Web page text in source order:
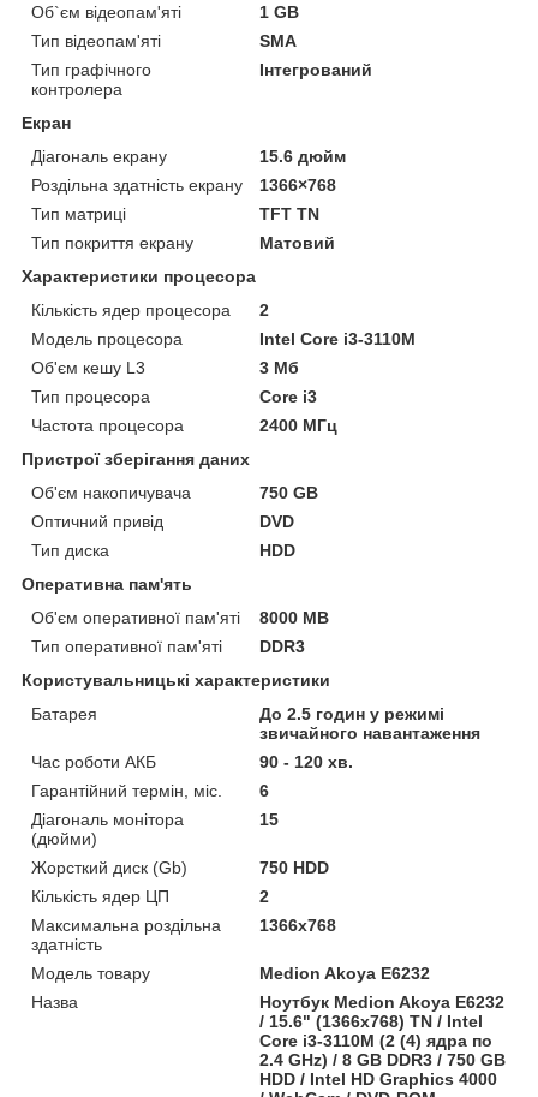
Об`єм відеопам'яті
1 GB
Тип відеопам'яті
SMA
Тип графічного
контролера
Інтегрований
Екран
Діагональ екрану
15.6 дюйм
Роздільна здатність екрану
1366×768
Тип матриці
TFT TN
Тип покриття екрану
Матовий
Характеристики процесора
Кількість ядер процесора
2
Модель процесора
Intel Core i3-3110M
Об'єм кешу L3
3 Мб
Тип процесора
Core i3
Частота процесора
2400 МГц
Пристрої зберігання даних
Об'єм накопичувача
750 GB
Оптичний привід
DVD
Тип диска
HDD
Оперативна пам'ять
Об'єм оперативної пам'яті
8000 MB
Тип оперативної пам'яті
DDR3
Користувальницькі характеристики
Батарея
До 2.5 годин у режимі
звичайного навантаження
Час роботи АКБ
90 - 120 хв.
Гарантійний термін, міс.
6
Діагональ монітора
(дюйми)
15
Жорсткий диск (Gb)
750 HDD
Кількість ядер ЦП
2
Максимальна роздільна
здатність
1366x768
Модель товару
Medion Akoya E6232
Назва
Ноутбук Medion Akoya E6232
/ 15.6" (1366x768) TN / Intel
Core i3-3110M (2 (4) ядра по
2.4 GHz) / 8 GB DDR3 / 750 GB
HDD / Intel HD Graphics 4000